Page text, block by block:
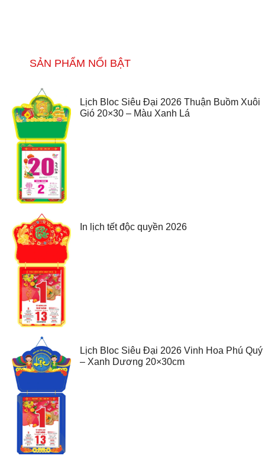
SẢN PHẨM NỔI BẬT
Lịch Bloc Siêu Đại 2026 Thuận Buồm Xuôi
Gió 20×30 – Màu Xanh Lá
In lịch tết độc quyền 2026
Lịch Bloc Siêu Đại 2026 Vinh Hoa Phú Quý
– Xanh Dương 20×30cm